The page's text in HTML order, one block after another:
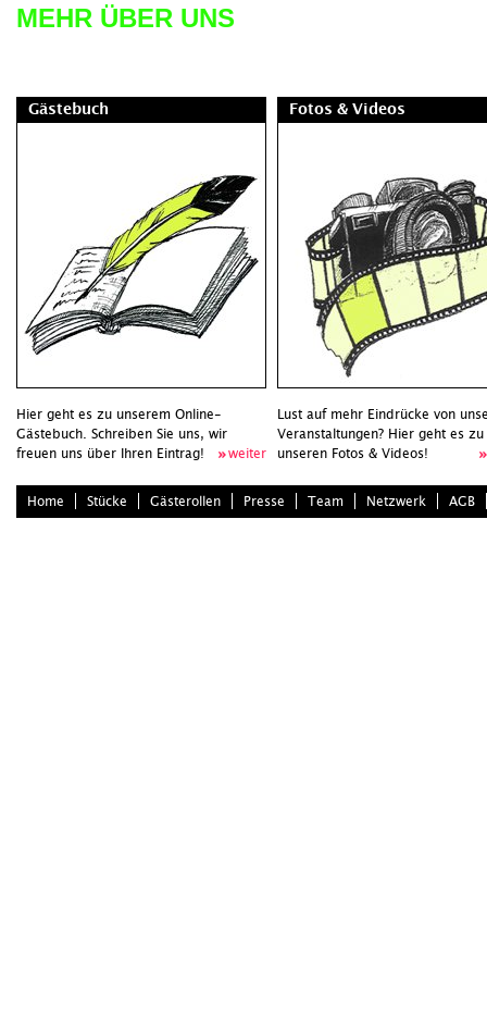
MEHR ÜBER UNS
Gästebuch Fotos & Videos
Hier geht es zu unserem Online-
Gästebuch. Schreiben Sie uns, wir
freuen uns über Ihren Eintrag!
weiter
Lust auf mehr Eindrücke von
Veranstaltungen? Hier geht es zu
unseren Fotos & Videos!
Home Stücke Gästerollen Presse Team Netzwerk AGB